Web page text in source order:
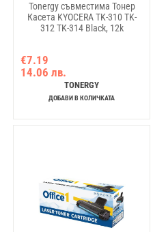
Tonergy съвместима Тонер
Касета KYOCERA TK-310 TK-
312 TK-314 Black, 12k
€7.19
14.06 лв.
TONERGY
ДОБАВИ В КОЛИЧКАТА